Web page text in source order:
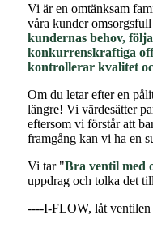
Vi är en omtänksam
våra kunder
kundernas behov,
konkurrenskraftiga
kontrollerar kvalitet
Om du letar efter en
längre! Vi värdesätter
eftersom vi förstår att
framgång kan vi ha en
Vi tar "Bra ventil med
uppdrag och tolka det
----I-FLOW, låt ventilen